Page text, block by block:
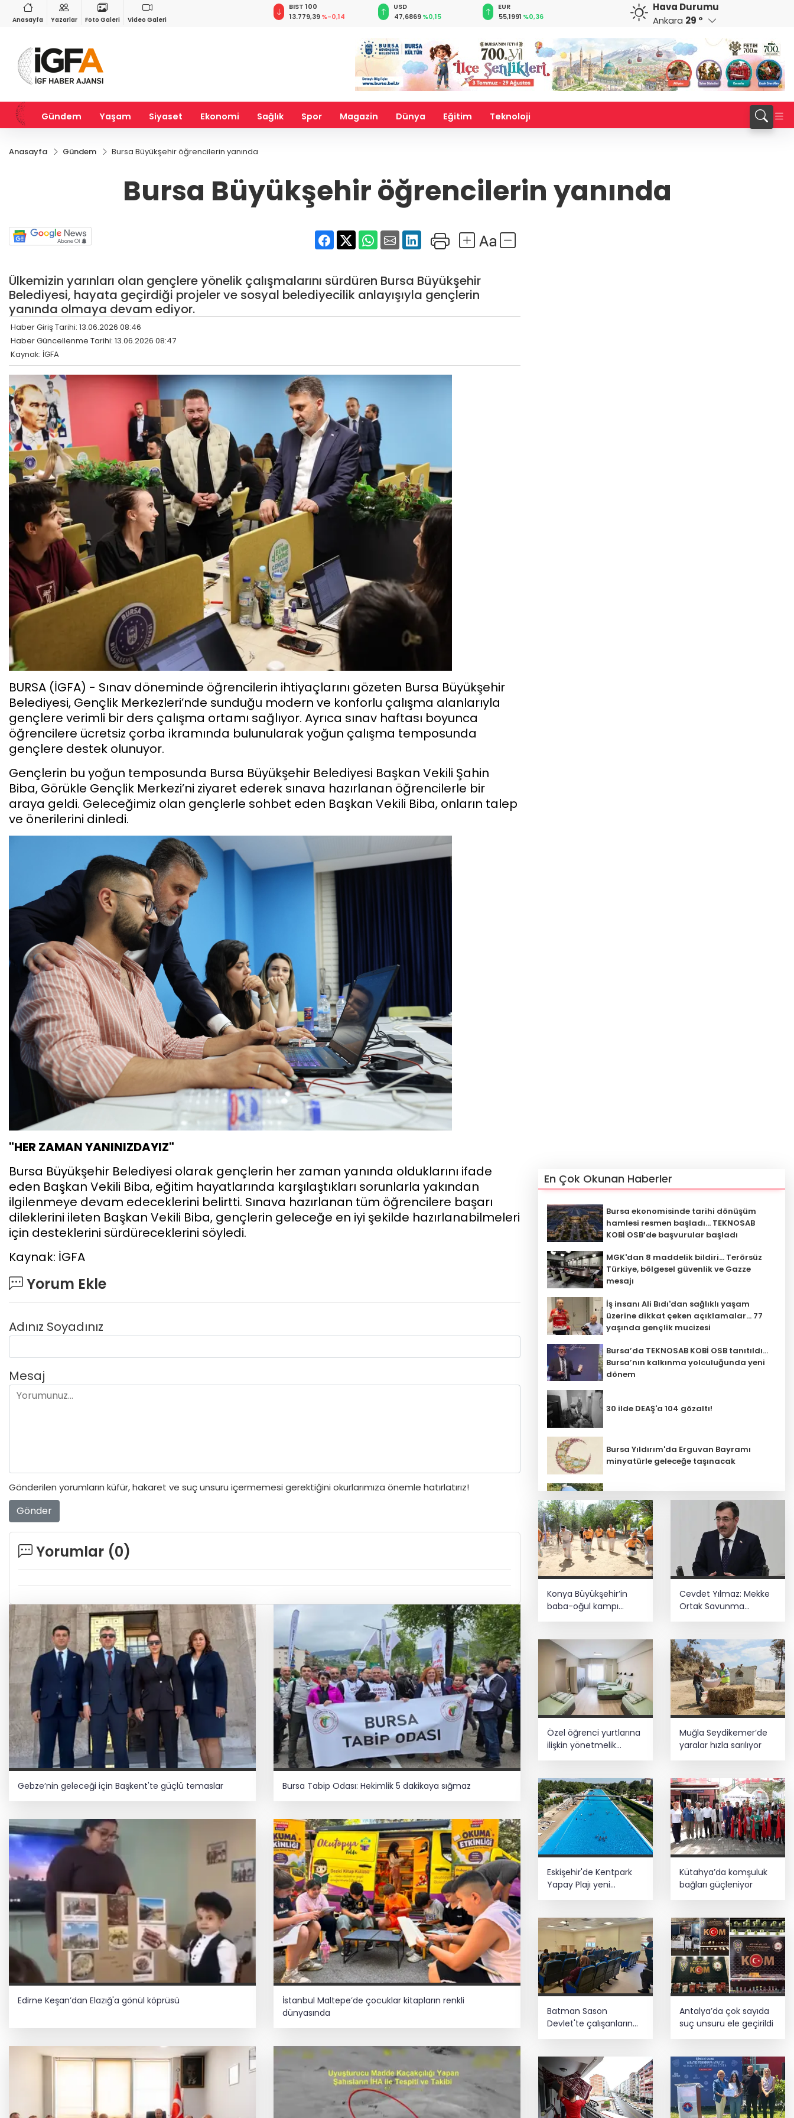
Anasayfa Yazarlar Foto Galeri Video Galeri
%-0,22
0,0018%0,40
BIST 100
13.779,39%-0,14
USD
47,6869%0,15
EUR
55,1991 %0,36
64,4283%0,44
CHF
59,0696
Hava Durumu
Ankara 29 °
Gündem Yaşam Siyaset Ekonomi Sağlık Spor Magazin Dünya Eğitim Teknoloji
Anasayfa Gündem Bursa Büyükşehir öğrencilerin yanında
Bursa Büyükşehir öğrencilerin yanında
Ülkemizin yarınları olan gençlere yönelik çalışmalarını sürdüren Bursa Büyükşehir
Belediyesi, hayata geçirdiği projeler ve sosyal belediyecilik anlayışıyla gençlerin
yanında olmaya devam ediyor.
Haber Giriş Tarihi: 13.06.2026 08:46
Haber Güncellenme Tarihi: 13.06.2026 08:47
Kaynak: İGFA
BURSA (İGFA) - Sınav döneminde öğrencilerin ihtiyaçlarını gözeten Bursa Büyükşehir
Belediyesi, Gençlik Merkezleri’nde sunduğu modern ve konforlu çalışma alanlarıyla
gençlere verimli bir ders çalışma ortamı sağlıyor. Ayrıca sınav haftası boyunca
öğrencilere ücretsiz çorba ikramında bulunularak yoğun çalışma temposunda
gençlere destek olunuyor.
Gençlerin bu yoğun temposunda Bursa Büyükşehir Belediyesi Başkan Vekili Şahin
Biba, Görükle Gençlik Merkezi’ni ziyaret ederek sınava hazırlanan öğrencilerle bir
araya geldi. Geleceğimiz olan gençlerle sohbet eden Başkan Vekili Biba, onların talep
ve önerilerini dinledi.
"HER ZAMAN YANINIZDAYIZ"
Bursa Büyükşehir Belediyesi olarak gençlerin her zaman yanında olduklarını ifade
eden Başkan Vekili Biba, eğitim hayatlarında karşılaştıkları sorunlarla yakından
ilgilenmeye devam edeceklerini belirtti. Sınava hazırlanan tüm öğrencilere başarı
dileklerini ileten Başkan Vekili Biba, gençlerin geleceğe en iyi şekilde hazırlanabilmeleri
için desteklerini sürdüreceklerini söyledi.
Kaynak: İGFA
Yorum Ekle
Adınız Soyadınız
Mesaj
Gönderilen yorumların küfür, hakaret ve suç unsuru içermemesi gerektiğini okurlarımıza önemle hatırlatırız!
Gönder
Yorumlar (0)
Gebze’nin geleceği için Başkent'te güçlü temaslar Bursa Tabip Odası: Hekimlik 5 dakikaya sığmaz
Edirne Keşan’dan Elazığ'a gönül köprüsü
İstanbul Maltepe’de çocuklar kitapların renkli
dünyasında
En Çok Okunan Haberler
Bursa ekonomisinde tarihi dönüşüm
hamlesi resmen başladı... TEKNOSAB
KOBİ OSB’de başvurular başladı
MGK'dan 8 maddelik bildiri... Terörsüz
Türkiye, bölgesel güvenlik ve Gazze
mesajı
İş insanı Ali Bıdı'dan sağlıklı yaşam
üzerine dikkat çeken açıklamalar... 77
yaşında gençlik mucizesi
Bursa’da TEKNOSAB KOBİ OSB tanıtıldı...
Bursa’nın kalkınma yolculuğunda yeni
dönem
30 ilde DEAŞ'a 104 gözaltı!
Bursa Yıldırım'da Erguvan Bayramı
minyatürle geleceğe taşınacak
kamu alanına döküme 150 bin TL ceza
CHP, Menderes Belediye Başkanı İlkay
Çiçek'i kesin ihraç talebiyle disipline
sevk etti
Ankara'da uyuşturucu ve fuhuş 8
gözaltı
Ödülü... Kamu kategorisinde zirvede
Konya Büyükşehir’in
baba-oğul kampı
Cevdet Yılmaz: Mekke
Ortak Savunma
sağlayacak
Özel öğrenci yurtlarına
ilişkin yönetmelik
değişikliği... Geçiş süresi
Muğla Seydikemer’de
yaralar hızla sarılıyor
Eskişehir'de Kentpark
Yapay Plajı yeni
Kütahya’da komşuluk
bağları güçleniyor
Batman Sason
Devlet'te çalışanların
talepleri dinlendi
Antalya’da çok sayıda
suç unsuru ele geçirildi